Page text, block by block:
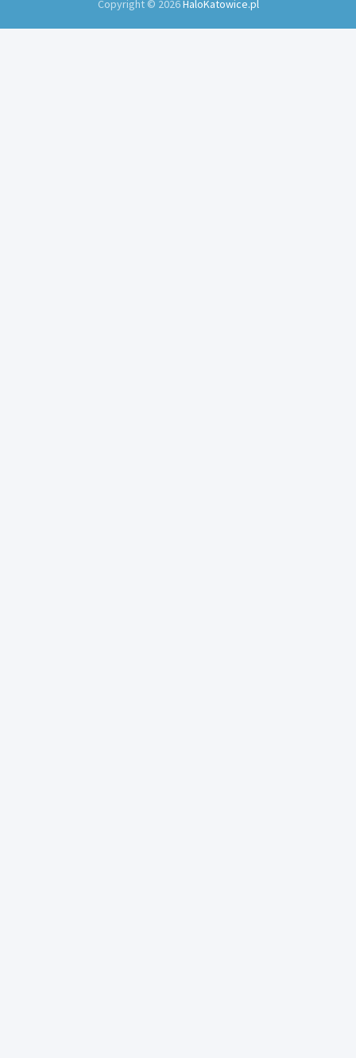
Copyright © 2026HaloKatowice.pl